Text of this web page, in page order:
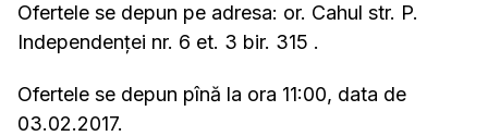
Ofertele se depun pe adresa: or. Cahul str. P.
Independenței nr. 6 et. 3 bir. 315 .
Ofertele se depun pînă la ora 11:00, data de
03.02.2017.